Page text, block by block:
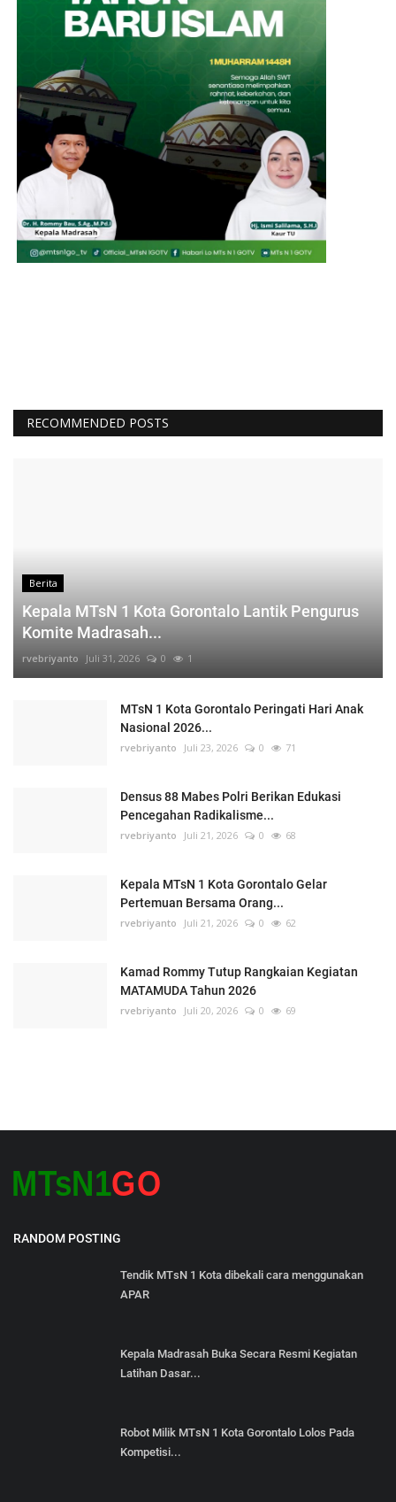
RECOMMENDED POSTS
Berita
Kepala MTsN 1 Kota Gorontalo Lantik Pengurus
Komite Madrasah...
rvebriyanto Juli 31, 2026 0 1
MTsN 1 Kota Gorontalo Peringati Hari Anak
Nasional 2026...
rvebriyanto Juli 23, 2026 0 71
Densus 88 Mabes Polri Berikan Edukasi
Pencegahan Radikalisme...
rvebriyanto Juli 21, 2026 0 68
Kepala MTsN 1 Kota Gorontalo Gelar
Pertemuan Bersama Orang...
rvebriyanto Juli 21, 2026 0 62
Kamad Rommy Tutup Rangkaian Kegiatan
MATAMUDA Tahun 2026
rvebriyanto Juli 20, 2026 0 69
RANDOM POSTING
Tendik MTsN 1 Kota dibekali cara menggunakan
APAR
Kepala Madrasah Buka Secara Resmi Kegiatan
Latihan Dasar...
Robot Milik MTsN 1 Kota Gorontalo Lolos Pada
Kompetisi...